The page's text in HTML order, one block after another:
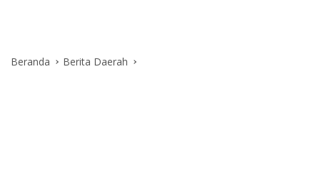
Beranda Berita Daerah